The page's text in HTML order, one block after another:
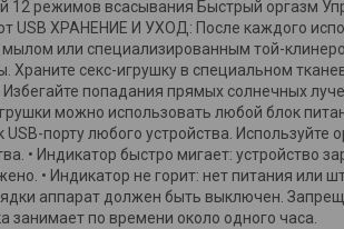
12 режимов всасывания Быстрый оргазм
USB ХРАНЕНИЕ И УХОД: После каждого
или специализированным той-
Храните секс-игрушку в специальном
Избегайте попадания прямых солнечных
можно использовать любой блок
порту любого устройства. Используйте
• Индикатор быстро мигает: устройство
• Индикатор не горит: нет питания или
аппарат должен быть выключен.
занимает по времени около одного часа.